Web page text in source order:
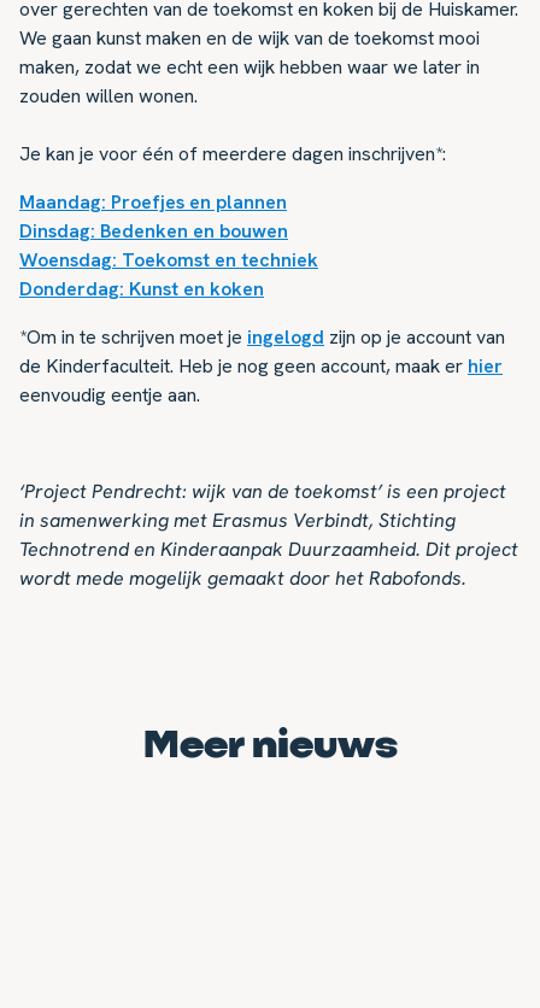
over gerechten van de toekomst en koken bij de Huiskamer.
We gaan kunst maken en de wijk van de toekomst mooi
maken, zodat we echt een wijk hebben waar we later in
zouden willen wonen.
Je kan je voor één of meerdere dagen inschrijven*:
Maandag: Proefjes en plannen
Dinsdag: Bedenken en bouwen
Woensdag: Toekomst en techniek
Donderdag: Kunst en koken
*Om in te schrijven moet je ingelogd zijn op je account van
de Kinderfaculteit. Heb je nog geen account, maak er hier
eenvoudig eentje aan.
‘Project Pendrecht: wijk van de toekomst’ is een project
in samenwerking met Erasmus Verbindt, Stichting
Technotrend en Kinderaanpak Duurzaamheid. Dit project
wordt mede mogelijk gemaakt door het Rabofonds.
Meer nieuws